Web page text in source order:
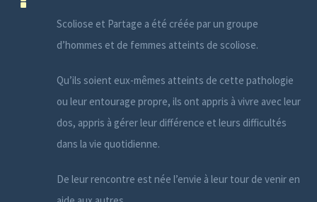
Scoliose et Partage a été créée par un groupe
d’hommes et de femmes atteints de scoliose.
Qu’ils soient eux-mêmes atteints de cette pathologie
ou leur entourage propre, ils ont appris à vivre avec leur
dos, appris à gérer leur différence et leurs difficultés
dans la vie quotidienne.
De leur rencontre est née l’envie à leur tour de venir en